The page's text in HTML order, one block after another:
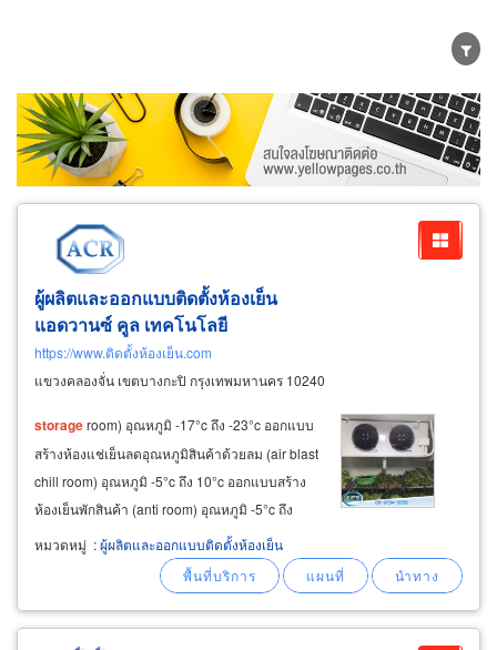
ขายส่ง ขายปลีก ผู้ผลิต
ตัวแทนจัดจำหน่าย
ผู้ส่งออก/นำเข้า
ธุรกิจบริการ
ผู้ผลิตและออกแบบติดตั้งห้องเย็น
แอดวานซ์ คูล เทคโนโลยี
https://www.ติดตั้งห้องเย็น.com
แขวงคลองจั่น เขตบางกะปิ กรุงเทพมหานคร 10240
storageroom) อุณหภูมิ -17°c ถึง -23°c ออกแบบ
สร้างห้องแช่เย็นลดอุณหภูมิสินค้าด้วยลม (air blast
chill room) อุณหภูมิ -5°c ถึง 10°c ออกแบบสร้าง
ห้องเย็นพักสินค้า (anti room) อุณหภูมิ -5°c ถึง
10°c ออกแบบสร้างห้องแช่เย็น (chilled room)
อุณหภูมิ -3°c ถึง -7°c ห้องแช่แข็งและห้องเย็น
แต่ละแบบตอบโจทย์ไลน์การผลิตที่ต้องการควบคุม
อุณหภูมิวัตถุดิบ
หมวดหมู่ :ผู้ผลิตและออกแบบติดตั้งห้องเย็น